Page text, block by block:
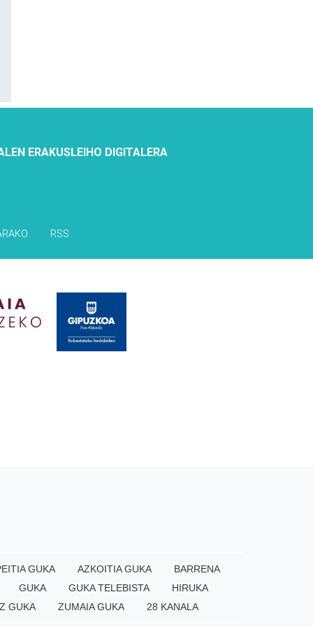
ERAKUSLEIHO DIGITALERA
RSS
GUKA AZKOITIA GUKA
BARRENA
GUKA
GUKA TELEBISTA
HIRUKA
GUKA
ZUMAIA GUKA 28 KANALA